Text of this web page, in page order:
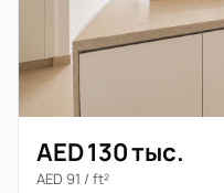
AED 130 тыс.
AED 91 / ft²